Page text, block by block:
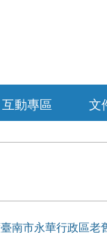
互動專區 文
南市永華行政區老